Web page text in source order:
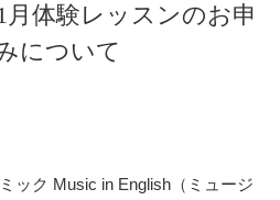
月体験レッスンのお申
について
ック Music in English（ミュージ